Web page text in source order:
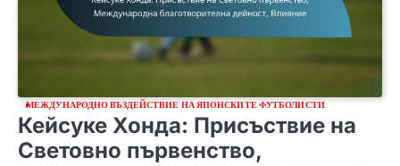
МЕЖДУНАРОДНО ВЪЗДЕЙСТВИЕ НА ЯПОНСКИТЕ ФУТБОЛИСТИ
Кейсуке Хонда: Присъствие на
Световно първенство,